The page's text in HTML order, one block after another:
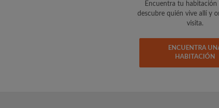
Encuentra tu habitación
descubre quién vive allí y
visita.
ENCUENTRA
HABITACIÓN